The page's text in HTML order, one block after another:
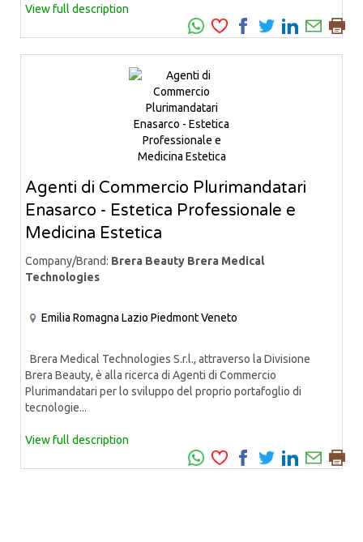
View full description
Agenti di Commercio Plurimandatari
Enasarco - Estetica Professionale e
Medicina Estetica
Company/Brand: Brera Beauty Brera Medical
Technologies
Emilia Romagna Lazio PiedmontVeneto
Brera Medical Technologies S.r.l., attraverso la Divisione
Brera Beauty, è alla ricerca di Agenti di Commercio
Plurimandatari per lo sviluppo del proprio portafoglio di
tecnologie...
View full description